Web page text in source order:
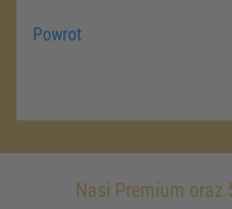
Powrot
Nasi Premium oraz